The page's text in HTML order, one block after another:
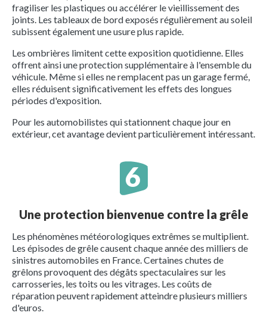
fragiliser les plastiques ou accélérer le vieillissement des
joints. Les tableaux de bord exposés régulièrement au soleil
subissent également une usure plus rapide.
Les ombrières limitent cette exposition quotidienne. Elles
offrent ainsi une protection supplémentaire à l'ensemble du
véhicule. Même si elles ne remplacent pas un garage fermé,
elles réduisent significativement les effets des longues
périodes d'exposition.
Pour les automobilistes qui stationnent chaque jour en
extérieur, cet avantage devient particulièrement intéressant.
Une protection bienvenue contre la grêle
Les phénomènes météorologiques extrêmes se multiplient.
Les épisodes de grêle causent chaque année des milliers de
sinistres automobiles en France. Certaines chutes de
grêlons provoquent des dégâts spectaculaires sur les
carrosseries, les toits ou les vitrages. Les coûts de
réparation peuvent rapidement atteindre plusieurs milliers
d'euros.